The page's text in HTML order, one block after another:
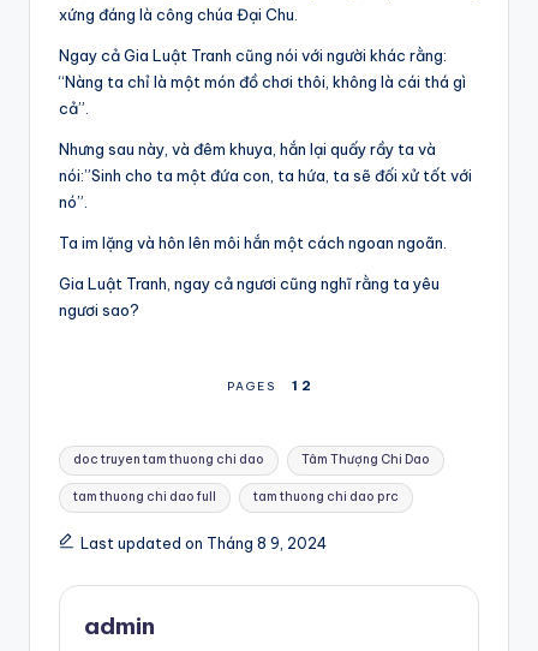
xứng đáng là công chúa Đại Chu.
Ngay cả Gia Luật Tranh cũng nói với người khác rằng:
“Nàng ta chỉ là một món đồ chơi thôi, không là cái thá gì
cả”.
Nhưng sau này, và đêm khuya, hắn lại quấy rầy ta và
nói:”Sinh cho ta một đứa con, ta hứa, ta sẽ đối xử tốt với
nó”.
Ta im lặng và hôn lên môi hắn một cách ngoan ngoãn.
Gia Luật Tranh, ngay cả ngươi cũng nghĩ rằng ta yêu
ngươi sao?
PAGES 1 2
Tags:
doc truyen tam thuong chi dao Tâm Thượng Chi Dao
tam thuong chi dao full tam thuong chi dao prc
Last updated on Tháng 8 9, 2024
admin